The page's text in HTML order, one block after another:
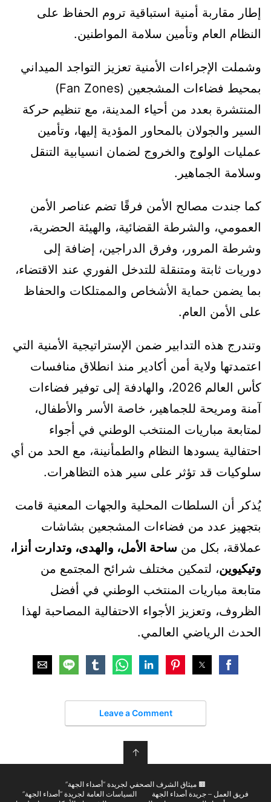
إطار مقاربة أمنية استباقية تروم الحفاظ على
النظام العام وتأمين سلامة المواطنين.
وشملت الإجراءات الأمنية تعزيز التواجد الميداني
بمحيط فضاءات المشجعين (Fan Zones)
المنتشرة بعدد من أحياء المدينة، مع تنظيم حركة
السير والجولان بالمحاور المؤدية إليها، وتأمين
عمليات الولوج والخروج لضمان انسيابية التنقل
وسلامة الجماهير.
كما جندت مصالح الأمن فرقًا تضم عناصر الأمن
العمومي، والشرطة القضائية، والهيئة الحضرية،
وشرطة المرور، وفرق الدراجين، إضافة إلى
دوريات ثابتة ومتنقلة للتدخل الفوري عند الاقتضاء،
بما يضمن حماية الأشخاص والممتلكات والحفاظ
على الأمن العام.
وتندرج هذه التدابير ضمن الإستراتيجية الأمنية التي
اعتمدتها ولاية أمن أكادير منذ انطلاق منافسات
كأس العالم 2026، والهادفة إلى توفير فضاءات
آمنة ومريحة للجماهير، خاصة الأسر والأطفال،
لمتابعة مباريات المنتخب الوطني في أجواء
احتفالية يسودها النظام والطمأنينة، مع الحد من أي
سلوكيات قد تؤثر على سير هذه التظاهرات.
يُذكر أن السلطات المحلية والجهات المعنية قامت
بتجهيز عدد من فضاءات المشجعين بشاشات
عملاقة، بكل من ساحة الأمل، والهدى، وتدارت أنزا،
وتيكيوين، لتمكين مختلف شرائح المجتمع من
متابعة مباريات المنتخب الوطني في أفضل
الظروف، وتعزيز الأجواء الاحتفالية المصاحبة لهذا
الحدث الرياضي العالمي.
Leave a Comment
↑
🟫 ميثاق الشرف الصحفي لجريدة “أصداء الجهة”
فريق العمل – جريدة أصداء الجهة
السياسات العامة لجريدة “أصداء الجهة”